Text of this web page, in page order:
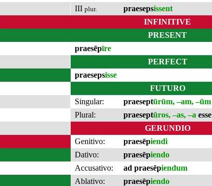
III plur. praesepsissent
INFINITIVE
PRESENT
praesēpīre
PERFECT
praesepsisse
FUTURO
Singular:
praeseptūrūm, –am, –ūm
Plural:
praeseptūros, –as, –a esse
GERUNDIO
Genitivo:
praesēpiendi
Dativo:
praesēpiendo
Accusativo:
ad praesēpiendum
Ablativo:
praesēpiendo